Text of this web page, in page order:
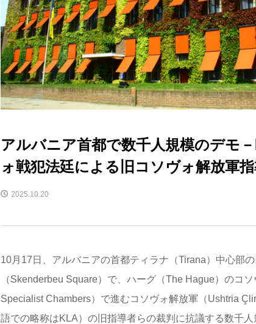
アルバニア首都で数千人規模のデモ
ォ戦犯法廷による旧コソヴォ解放軍
2025.10.20
10月17日、アルバニアの首都ティラナ（Tirana）中心部
（Skenderbeu Square）で、ハーグ（The Hague）のコ
Specialist Chambers）で進むコソヴォ解放軍（Ushtria
語での略称はKLA）の旧指導者らの裁判に抗議する数千